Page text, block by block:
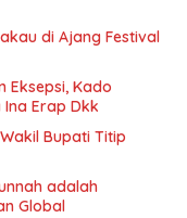
di Ajang Festival
Eksepsi, Kado
Erap Dkk
Bupati Titip
adalah
Global